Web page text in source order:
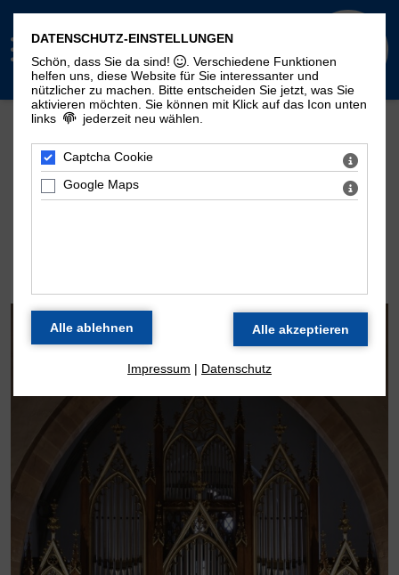
Mehr Seiten zum Thema "Moritzorgel":
Geschichte
Zeitstrahl
Disposition
Kontakt
DATENSCHUTZ-EINSTELLUNGEN
Schön, dass Sie da sind!
. Verschiedene Funktionen
helfen uns, diese Website für Sie interessanter und
nützlicher zu machen.
Bitte entscheiden Sie jetzt, was Sie
aktivieren möchten. Sie können mit Klick auf das Icon unten
links
jederzeit neu wählen.
Captcha Cookie
Google Maps
Impressum | Datenschutz